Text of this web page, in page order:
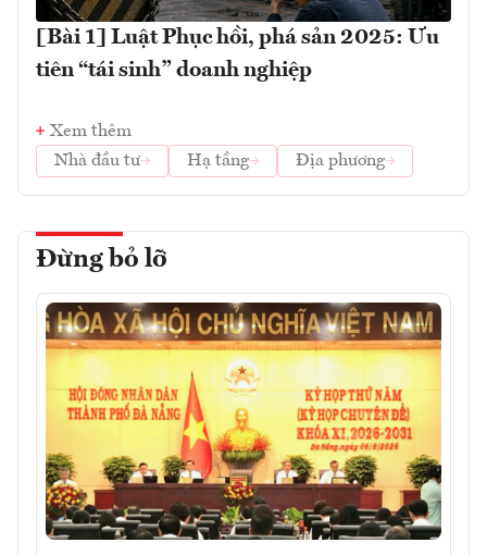
[Bài 1] Luật Phục hồi, phá sản 2025: Ưu
tiên “tái sinh” doanh nghiệp
Xem thêm
Nhà đầu tư
Hạ tầng Địa phương
Đừng bỏ lỡ